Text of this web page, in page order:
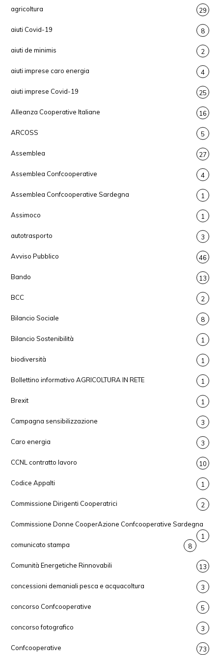
agricoltura 29
aiuti Covid-19 8
aiuti de minimis 2
aiuti imprese caro energia 4
aiuti imprese Covid-19 25
Alleanza Cooperative Italiane 16
ARCOSS 5
Assemblea 27
Assemblea Confcooperative 4
Assemblea Confcooperative Sardegna 1
Assimoco 1
autotrasporto 3
Avviso Pubblico 46
Bando 13
BCC 2
Bilancio Sociale 8
Bilancio Sostenibilità 1
biodiversità 1
Bollettino informativo AGRICOLTURA IN RETE 1
Brexit 1
Campagna sensibilizzazione 3
Caro energia 3
CCNL contratto lavoro 10
Codice Appalti 1
Commissione Dirigenti Cooperatrici 2
Commissione Donne CooperAzione Confcooperative Sardegna
1
comunicato stampa
8
Comunità Energetiche Rinnovabili 13
concessioni demaniali pesca e acquacoltura 3
concorso Confcooperative 5
concorso fotografico 3
Confcooperative 73